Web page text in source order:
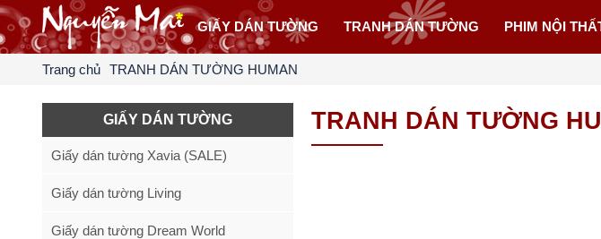
GIẤY DÁN TƯỜNG TRANH DÁN TƯỜNG PHIM NỘI
Trang chủ TRANH DÁN TƯỜNG HUMAN
GIẤY DÁN TƯỜNG
Giấy dán tường Xavia (SALE)
Giấy dán tường Living
Giấy dán tường Dream World
TRANH DÁN TƯỜNG